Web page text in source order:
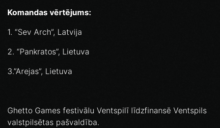
Komandas vērtējums:
1. “Sev Arch”, Latvija
2. “Pankratos”, Lietuva
3.”Arejas”, Lietuva
Ghetto Games festivālu Ventspilī līdzfinansē Ventspils
valstpilsētas pašvaldība.